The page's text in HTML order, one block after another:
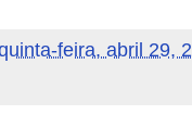
feira, abril 29,